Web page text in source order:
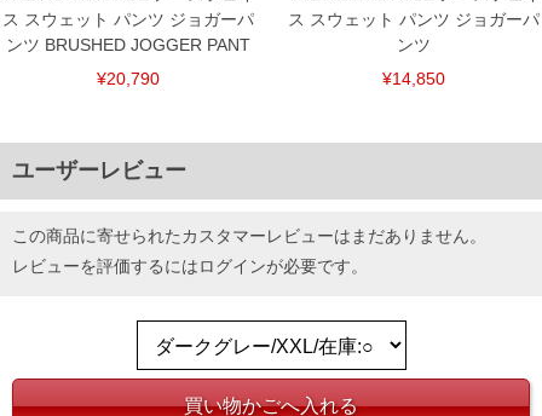
ス スウェット パンツ ジョガーパ
ンツ BRUSHED JOGGER PANT
¥20,790
ス スウェット パンツ ジョガーパ
ンツ
¥14,850
ユーザーレビュー
この商品に寄せられたカスタマーレビューはまだありません。
レビューを評価するにはログインが必要です。